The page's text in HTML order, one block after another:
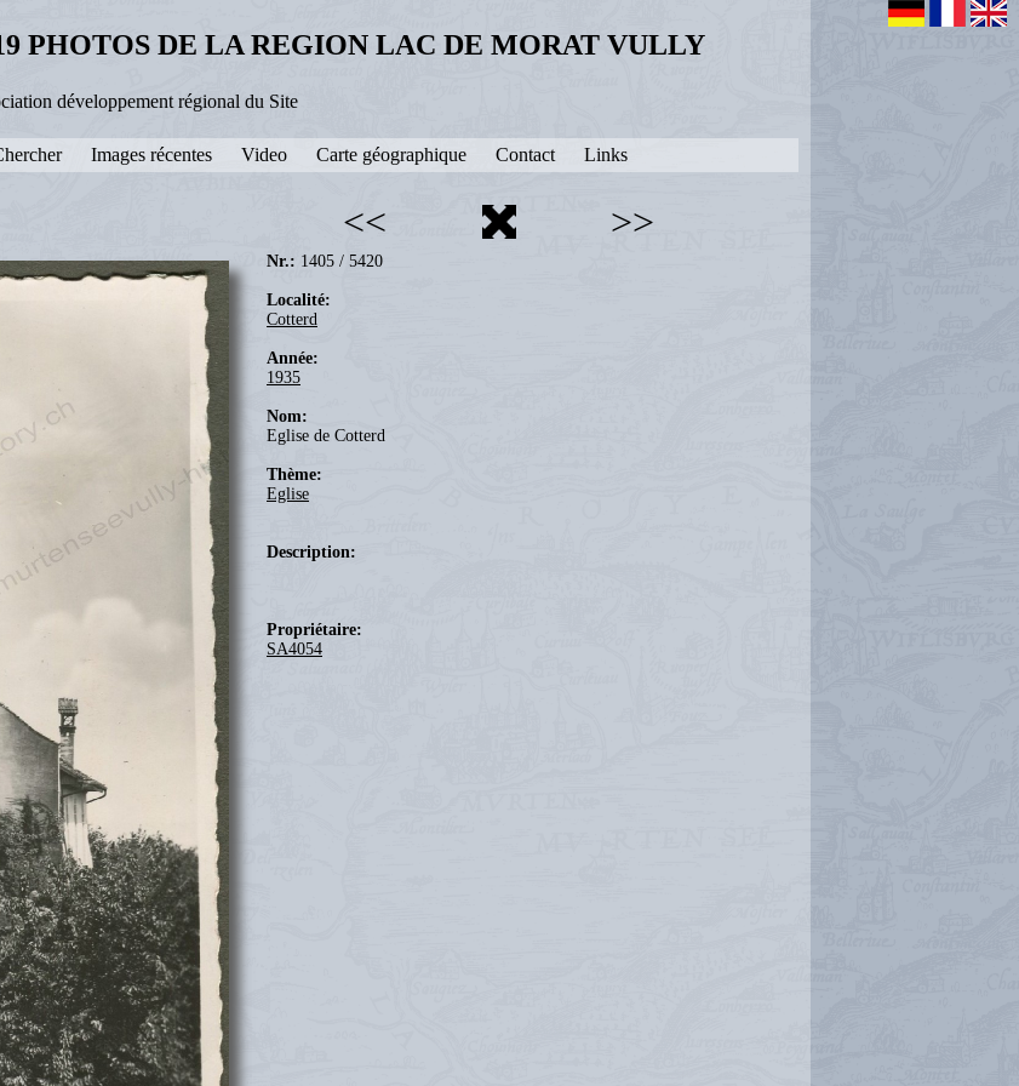
PHOTOS DE LA REGION LAC DE MORAT VULLY
développement régional du Site
Images récentes Video Carte géographique Contact Links
<< >>
Nr.: 1405 / 5420
Localité:
Cotterd
Année:
1935
Nom:
Eglise de Cotterd
Thème:
Eglise
Description:
Propriétaire:
SA4054